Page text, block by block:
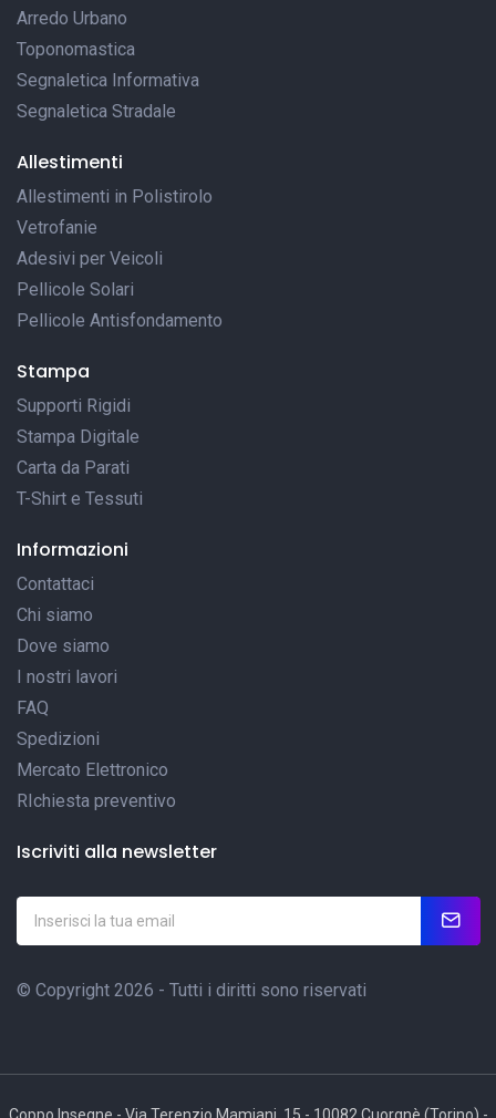
Arredo Urbano
Toponomastica
Segnaletica Informativa
Segnaletica Stradale
Allestimenti
Allestimenti in Polistirolo
Vetrofanie
Adesivi per Veicoli
Pellicole Solari
Pellicole Antisfondamento
Stampa
Supporti Rigidi
Stampa Digitale
Carta da Parati
T-Shirt e Tessuti
Informazioni
Contattaci
Chi siamo
Dove siamo
I nostri lavori
FAQ
Spedizioni
Mercato Elettronico
RIchiesta preventivo
Iscriviti alla newsletter
© Copyright 2026 - Tutti i diritti sono riservati